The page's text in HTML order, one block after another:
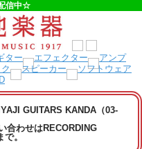
信中☆
GUITARS KANDA（03-
合わせはRECORDING
。